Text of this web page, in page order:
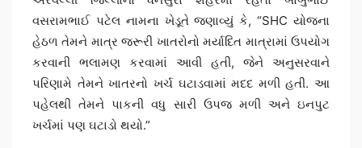
વસરામભાઈ પટેલ નામના ખેડૂતે જણાવ્યું કે, “SHC યોજના
હેઠળ તેમને માત્ર જરૂરી ખાતરોનો મર્યાદિત માત્રામાં ઉપયોગ
કરવાની ભલામણ કરવામાં આવી હતી, જેને અનુસરવાને
પરિણામે તેમને ખાતરનો ખર્ચ ઘટાડવામાં મદદ મળી હતી. આ
પહેલથી તેમને પાકની વધુ સારી ઉપજ મળી અને ઇનપુટ
ખર્ચમાં પણ ઘટાડો થયો.”